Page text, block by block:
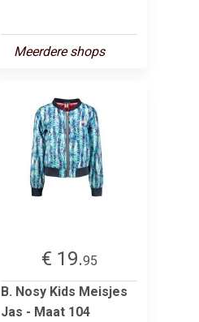
Meerdere shops
€ 19.95
B. Nosy Kids Meisjes
Jas - Maat 104